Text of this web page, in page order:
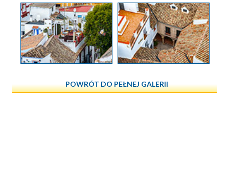
POWRÓT DO PEŁNEJ GALERII